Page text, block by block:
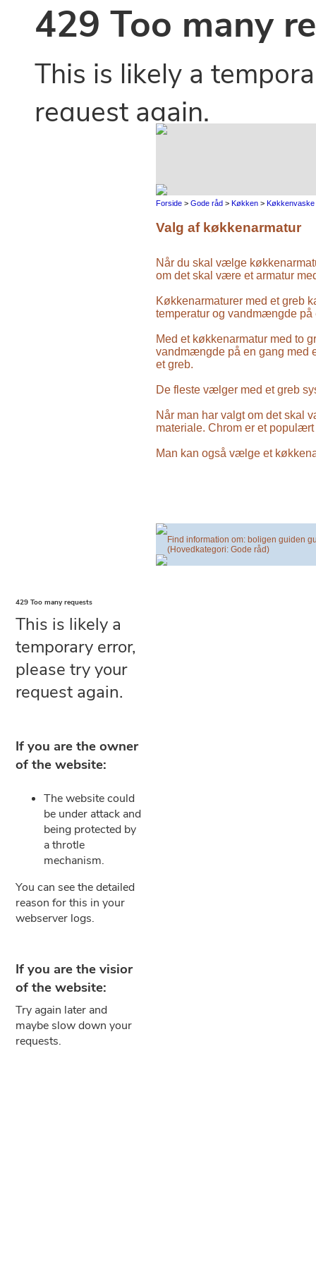
Forside > Gode råd > Køkken > Køkkenvaske
Valg af køkkenarmatur
Når du skal vælge
om det skal være et armatur
Køkkenarmaturer med et greb
temperatur og vandmængde på
Med et køkkenarmatur med to
vandmængde på en gang med
et greb.
De fleste vælger med et greb
Når man har valgt om det skal
materiale. Chrom er et
Man kan også vælge et
Find information om: boligen guiden
(Hovedkategori: Gode råd)